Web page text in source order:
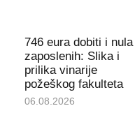
746 eura dobiti i nula
zaposlenih: Slika i
prilika vinarije
požeškog fakulteta
06.08.2026